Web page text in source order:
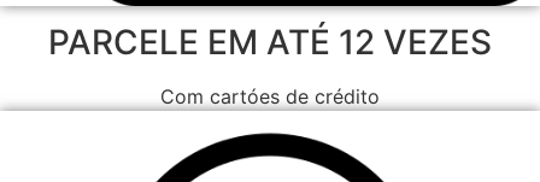
PARCELE EM ATÉ 12 VEZES
Com cartóes de crédito